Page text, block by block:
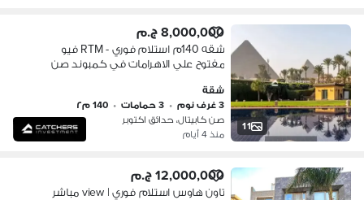
11
8,000,000 ج.م
شقه 140م استلام فوري - RTM فيو
مفتوح علي الاهرامات في كمبوند صن
اكتوبر اشجار سيتي_اشجار هايتس
شقة
3 غرف نوم
• 3 حمامات • 140 م٢
صن كابيتال، حدائق اكتوبر
منذ 4 أيام
12,000,000 ج.م
تاون هاوس استلام فوري | view مباشر